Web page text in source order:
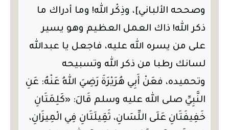
وصححه الألباني]، وذِكْر الله! وما أدراك ما
ذكر الله! ذاك العمل العظيم وهو يسير
على من يسره الله عليه، فاجعل يا عبدالله
لسانك رطبا من ذكر الله وتسبيحه
وتحميده، فعَنْ أَبِي هُرَيْرَةَ رَضِيَ اللهُ عَنْهُ: عَنِ
النَّبِيِّ صلى الله عليه وسلم قَالَ: «كَلِمَتَانِ
خَفِيفَتَانِ عَلَى اللِّسَانِ، ثَقِيلَتَانِ فِي الْمِيزَانِ،